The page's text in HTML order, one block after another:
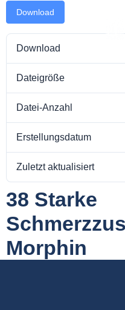
Download
Download
Dateigröße
Datei-Anzahl
Erstellungsdatum
Zuletzt aktualisiert
38 Starke
Morphin